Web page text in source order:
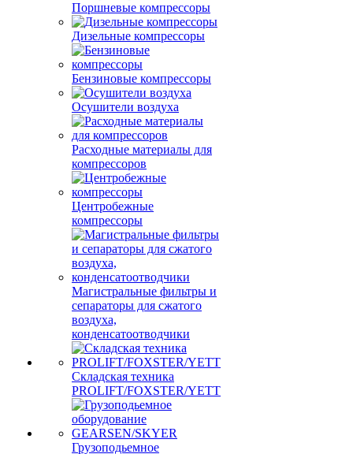
Поршневые компрессоры
Дизельные компрессоры
Бензиновые компрессоры
Осушители воздуха
Расходные материалы для
компрессоров
Центробежные
компрессоры
Магистральные фильтры и
сепараторы для сжатого
воздуха,
конденсатоотводчики
Складская техника
PROLIFT/FOXSTER/YETT
Грузоподьемное